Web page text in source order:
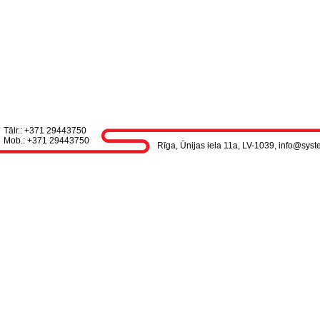
Tālr.: +371 29443750
Mob.: +371 29443750
Rīga, Ūnijas iela 11a, LV-1039,